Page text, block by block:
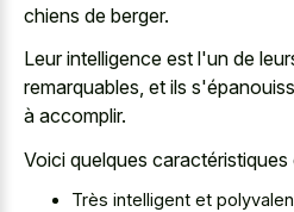
chiens de berger.
Leur intelligence est l'un de
remarquables, et ils
à accomplir.
Voici quelques
Très intelligent et